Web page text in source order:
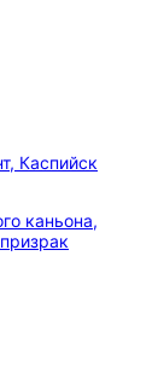
Каспийск
каньона,